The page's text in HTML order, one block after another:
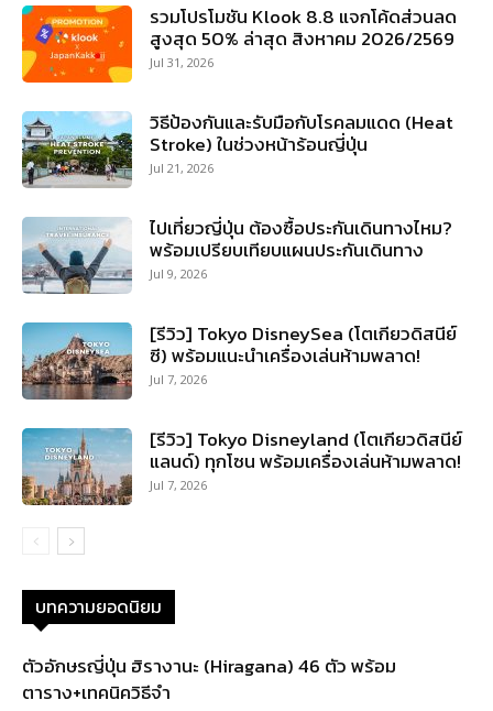
รวมโปรโมชัน Klook 8.8 แจกโค้ดส่วนลด
สูงสุด 50% ล่าสุด สิงหาคม 2026/2569
Jul 31, 2026
วิธีป้องกันและรับมือกับโรคลมแดด (Heat
Stroke) ในช่วงหน้าร้อนญี่ปุ่น
Jul 21, 2026
ไปเที่ยวญี่ปุ่น ต้องซื้อประกันเดินทางไหม?
พร้อมเปรียบเทียบแผนประกันเดินทาง
Jul 9, 2026
[รีวิว] Tokyo DisneySea (โตเกียวดิสนีย์
ซี) พร้อมแนะนำเครื่องเล่นห้ามพลาด!
Jul 7, 2026
[รีวิว] Tokyo Disneyland (โตเกียวดิสนีย์
แลนด์) ทุกโซน พร้อมเครื่องเล่นห้ามพลาด!
Jul 7, 2026
บทความยอดนิยม
ตัวอักษรญี่ปุ่น ฮิรางานะ (Hiragana) 46 ตัว พร้อม
ตาราง+เทคนิควิธีจำ